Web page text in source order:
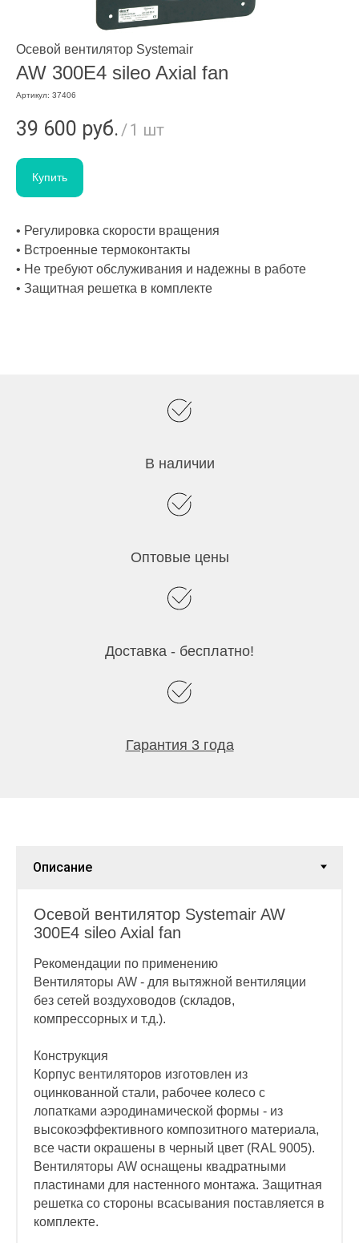
Осевой вентилятор Systemair
AW 300E4 sileo Axial fan
Артикул: 37406
39 600 руб./1 шт
Купить
• Регулировка скорости вращения
• Встроенные термоконтакты
• Не требуют обслуживания и надежны в работе
• Защитная решетка в комплекте
В наличии
Оптовые цены
Доставка - бесплатно!
Гарантия 3 года
Осевой вентилятор Systemair AW
300E4 sileo Axial fan
Рекомендации по применению
Вентиляторы AW - для вытяжной вентиляции
без сетей воздуховодов (складов,
компрессорных и т.д.).
Конструкция
Корпус вентиляторов изготовлен из
оцинкованной стали, рабочее колесо с
лопатками аэродинамической формы - из
высокоэффективного композитного материала,
все части окрашены в черный цвет (RAL 9005).
Вентиляторы AW оснащены квадратными
пластинами для настенного монтажа. Защитная
решетка со стороны всасывания поставляется в
комплекте.